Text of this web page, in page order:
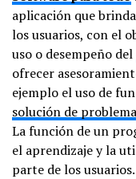
aplicación que
los usuarios, con el
uso o desempeño del
ofrecer
ejemplo el uso de
solución de
La función de un
el aprendizaje y la
parte de los usuarios.